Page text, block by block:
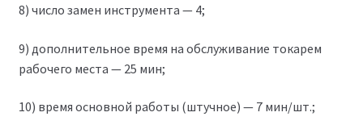
8) число замен инструмента — 4;
9) дополнительное время на обслуживание токарем
рабочего места — 25 мин;
10) время основной работы (штучное) — 7 мин/шт.;